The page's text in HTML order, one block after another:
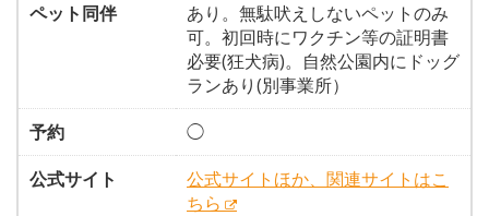
ペット同伴
あり。無駄吠えしないペットのみ
可。初回時にワクチン等の証明書
必要(狂犬病)。自然公園内にドッグ
ランあり(別事業所）
予約
◯
公式サイト
公式サイトほか、関連サイトはこ
ちら